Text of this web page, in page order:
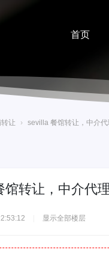
首页
让 › sevilla 餐馆转让，中介代
馆转让，中介代理
显示全部楼层